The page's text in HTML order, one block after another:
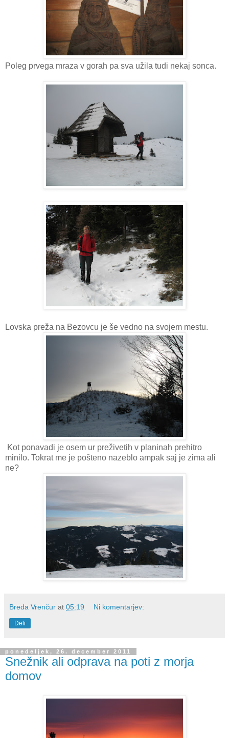
Poleg prvega mraza v gorah pa sva užila tudi nekaj sonca.
Lovska preža na Bezovcu je še vedno na svojem mestu.
Kot ponavadi je osem ur preživetih v planinah prehitro
minilo. Tokrat me je pošteno nazeblo ampak saj je zima ali
ne?
Breda Vrenčur at 05:19 Ni komentarjev:
Deli
ponedeljek, 26. december 2011
Snežnik ali odprava na poti z morja
domov